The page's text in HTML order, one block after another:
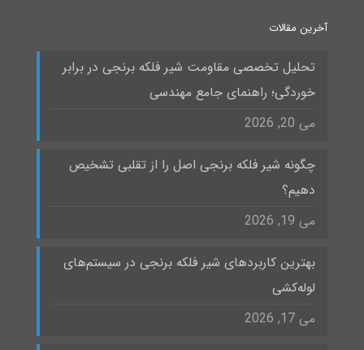
آخرین مقالات
تحلیل تخصصی مقاومت شیر فلکه برنجی در برابر
خوردگی؛ راهنمای جامع مهندسی
می 20, 2026
چگونه شیر فلکه برنجی اصل را از تقلبی تشخیص
دهیم؟
می 19, 2026
بهترین کاربردهای شیر فلکه برنجی در سیستم‌های
لوله‌کشی
می 17, 2026